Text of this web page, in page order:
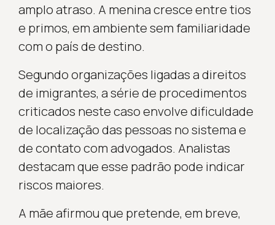
amplo atraso. A menina cresce entre tios
e primos, em ambiente sem familiaridade
com o país de destino.
Segundo organizações ligadas a direitos
de imigrantes, a série de procedimentos
criticados neste caso envolve dificuldade
de localização das pessoas no sistema e
de contato com advogados. Analistas
destacam que esse padrão pode indicar
riscos maiores.
A mãe afirmou que pretende, em breve,